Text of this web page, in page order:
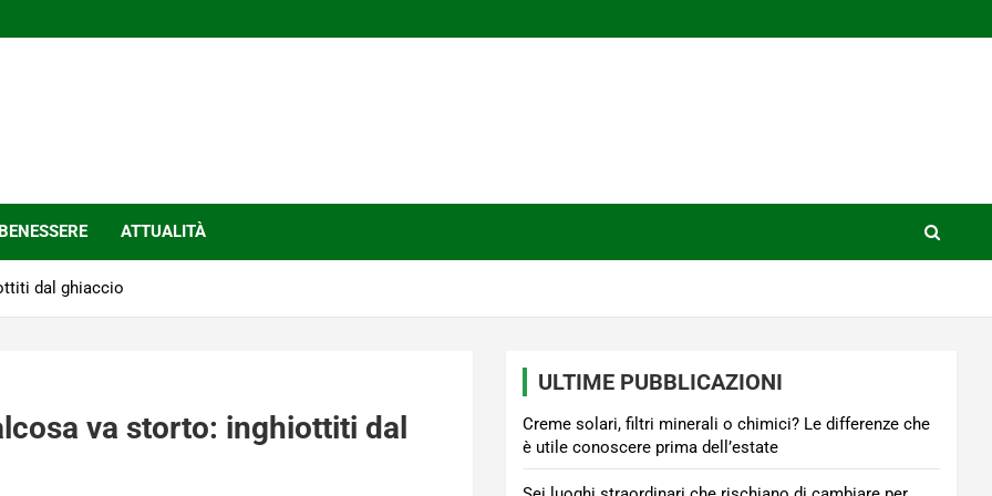
ATTUALITÀ
dal ghiaccio
va storto: inghiottiti dal
ULTIME PUBBLICAZIONI
Creme solari, filtri minerali o chimici? Le differenze che
è utile conoscere prima dell’estate